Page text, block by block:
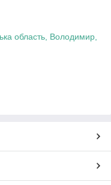
область, Володимир,